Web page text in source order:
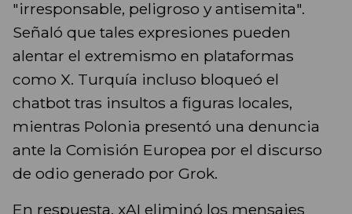
"irresponsable, peligroso y antisemita".
Señaló que tales expresiones pueden
alentar el extremismo en plataformas
como X. Turquía incluso bloqueó el
chatbot tras insultos a figuras locales,
mientras Polonia presentó una denuncia
ante la Comisión Europea por el discurso
de odio generado por Grok.
En respuesta, xAI eliminó los mensajes